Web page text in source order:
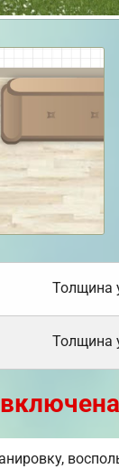
Толщина
Толщина